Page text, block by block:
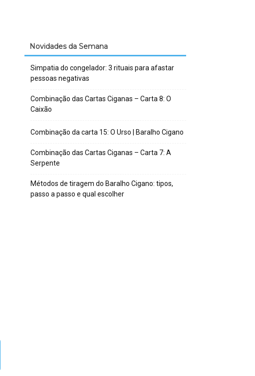
Novidades da Semana
Simpatia do congelador: 3 rituais para afastar
pessoas negativas
Combinação das Cartas Ciganas – Carta 8: O
Caixão
Combinação da carta 15: O Urso | Baralho Cigano
Combinação das Cartas Ciganas – Carta 7: A
Serpente
Métodos de tiragem do Baralho Cigano: tipos,
passo a passo e qual escolher